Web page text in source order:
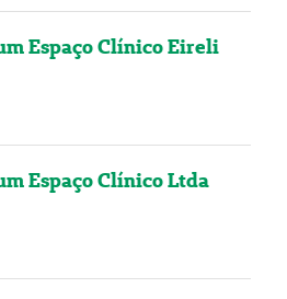
Espaço Clínico Eireli
Espaço Clínico Ltda